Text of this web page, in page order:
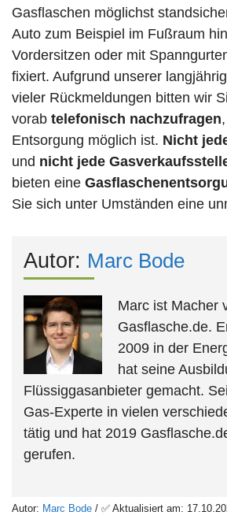
Gasflaschen möglichst
Auto zum Beispiel im Fußraum
Vordersitzen oder mit
fixiert. Aufgrund unserer
vieler Rückmeldungen bitten wir
vorab telefonisch nachzufragen
Entsorgung möglich ist. Nicht
und nicht jede
bieten eine
Sie sich unter Umständen eine
Autor: Marc Bode
Marc ist Macher
Gasflasche.de.
2009 in der
hat seine
Flüssiggasanbieter gemacht.
Gas-Experte in vielen
tätig und hat 2019
gerufen.
Autor: Marc Bode / ✅ Aktualisiert am: